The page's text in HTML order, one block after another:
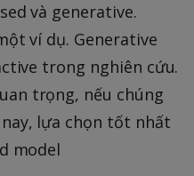
và generative.
ví dụ. Generative
trong nghiên cứu.
trọng, nếu chúng
lựa chọn tốt nhất
model